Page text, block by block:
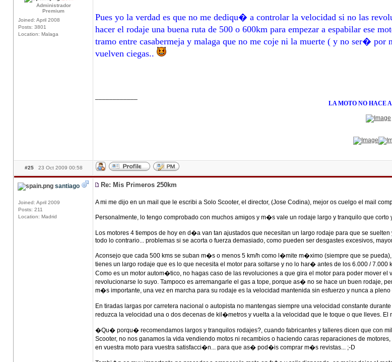
Administrador
Premium
Joined: April 2008
Posts: 3801
Location: Malaga
Pues yo la verdad es que no me dediqu� a controlar la velocidad si no las
hacer el rodaje una buena ruta de 500 o 600km para empezar a espabilar ese
tramo entre casabermeja y malaga que no me coje ni la muerte ( y no ser�
vuelven ciegas..
LA MOTO NO HACE
#25 23 Oct 2009 00:58
santiago
Joined: April 2009
Posts: 211
Location: Madrid
Re: Mis Primeros 250km
A mi me dijo en un mail que le escribi a Solo Scooter, el director, (Jose Codina), mejor os cuelgo el mail
Personalmente, lo tengo comprobado con muchos amigos y m�s vale un rodaje largo y tranquilo que
Los motores 4 tiempos de hoy en d�a van tan ajustados que necesitan un largo rodaje para que se
todo lo contrario... problemas si se acorta o fuerza demasiado, como pueden ser desgastes excesivos,
Aconsejo que cada 500 kms se suban m�s o menos 5 km/h como l�mite m�ximo (siempre que se
tienes un largo rodaje que es lo que necesita el motor para soltarse y no lo har� antes de los 6.000 / 7.000
Como es un motor autom�tico, no hagas caso de las revoluciones a que gira el motor para poder mover
revolucionarse lo suyo. Tampoco es arremangarle el gas a tope, porque as� no se hace un buen rodaje,
m�s importante, una vez en marcha para su rodaje es la velocidad mantenida sin esfuerzo y nunca a pleno
En tiradas largas por carretera nacional o autopista no mantengas siempre una velocidad constante
reduzca la velocidad una o dos decenas de kil�metros y vuelta a la velocidad que le toque o que lleves. El
�Qu� porqu� recomendamos largos y tranquilos rodajes?, cuando fabricantes y talleres dicen que con
Scooter, no nos ganamos la vida vendiendo motos ni recambios o haciendo caras reparaciones de
en vuestra moto para vuestra satisfacci�n... para que as� pod�is comprar m�s revistas... ;-D